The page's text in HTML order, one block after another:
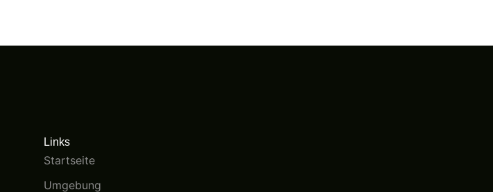
Links
Startseite
Umgebung